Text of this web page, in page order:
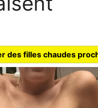
des filles chaudes